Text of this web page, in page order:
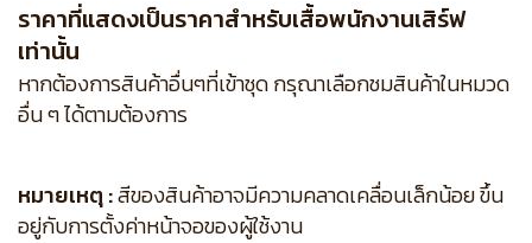
ราคาที่แสดงเป็นราคาสำหรับเสื้อพนักงานเสิร์ฟ
เท่านั้น
หากต้องการสินค้าอื่นๆที่เข้าชุด กรุณาเลือกชมสินค้าในหมวด
อื่น ๆ ได้ตามต้องการ
หมายเหตุ :สีของสินค้าอาจมีความคลาดเคลื่อนเล็กน้อย ขึ้น
อยู่กับการตั้งค่าหน้าจอของผู้ใช้งาน